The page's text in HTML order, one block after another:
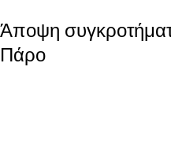
Άποψη
Πάρο